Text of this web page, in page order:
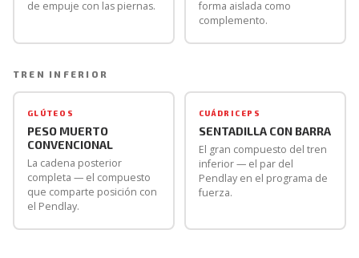
de empuje con las piernas.
forma aislada como
complemento.
TREN INFERIOR
GLÚTEOS
PESO MUERTO
CONVENCIONAL
La cadena posterior
completa — el compuesto
que comparte posición con
el Pendlay.
CUÁDRICEPS
SENTADILLA CON BARRA
El gran compuesto del tren
inferior — el par del
Pendlay en el programa de
fuerza.